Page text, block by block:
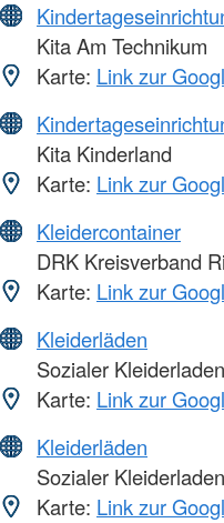
Kita Am Technikum
Karte: Link zur
Kita Kinderland
Karte: Link zur
Kleidercontainer
DRK Kreisverband
Karte: Link zur
Kleiderläden
Sozialer
Karte: Link zur
Kleiderläden
Sozialer
Karte: Link zur